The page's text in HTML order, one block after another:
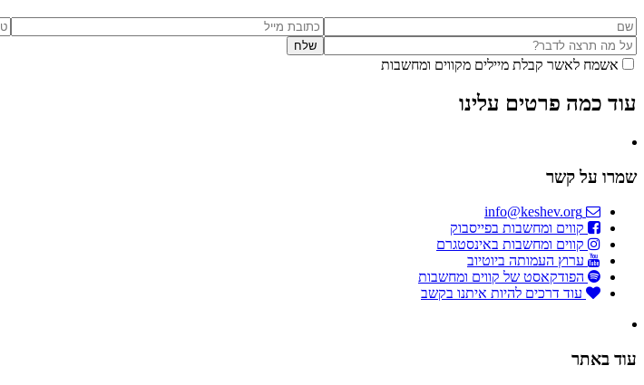
אשמח לאשר קבלת מיילים מקווים ומחשבות
עוד כמה פרטים עלינו
שמרו על קשר
קווים ומחשבות בפייסבוק
קווים ומחשבות באינסטגרם
ערוץ העמותה ביוטיוב
הפודקאסט של קווים ומחשבות
עוד דרכים להיות איתנו בקשב
עוד באתר